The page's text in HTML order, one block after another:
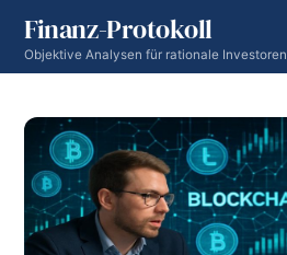
content
Finanz-Protokoll
Objektive Analysen für rationale Investoren